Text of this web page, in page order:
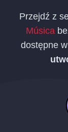
Przejdź z
Música
dostępne